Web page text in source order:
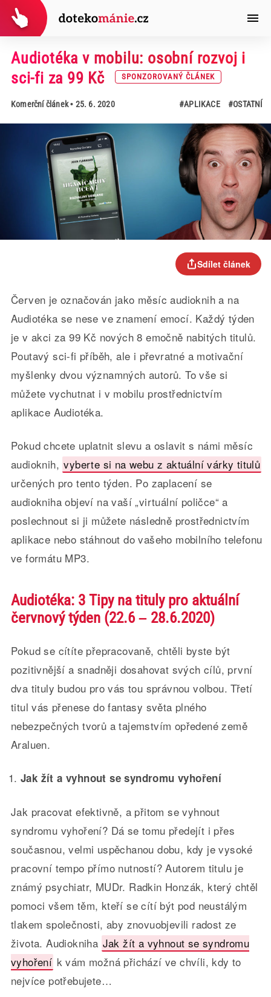
Audiotéka v mobilu: osobní rozvoj i
sci-fi za 99 Kč
SPONZOROVANÝ ČLÁNEK
Komerční článek• 25. 6. 2020 #APLIKACE #OSTATNÍ
Sdílet článek
Červen je označován jako měsíc audioknih a na
Audiotéka se nese ve znamení emocí. Každý týden
je v akci za 99 Kč nových 8 emočně nabitých titulů.
Poutavý sci-fi příběh, ale i převratné a motivační
myšlenky dvou významných autorů. To vše si
můžete vychutnat i v mobilu prostřednictvím
aplikace Audiotéka.
Pokud chcete uplatnit slevu a oslavit s námi měsíc
audioknih, vyberte si na webu z aktuální várky titulů
určených pro tento týden. Po zaplacení se
audiokniha objeví na vaší „virtuální poličce“ a
poslechnout si ji můžete následně prostřednictvím
aplikace nebo stáhnout do vašeho mobilního telefonu
ve formátu MP3.
Audiotéka: 3 Tipy na tituly pro aktuální
červnový týden (22.6 – 28.6.2020)
Pokud se cítíte přepracovaně, chtěli byste být
pozitivnější a snadněji dosahovat svých cílů, první
dva tituly budou pro vás tou správnou volbou. Třetí
titul vás přenese do fantasy světa plného
nebezpečných tvorů a tajemstvím opředené země
Araluen.
Jak žít a vyhnout se syndromu vyhoření
Jak pracovat efektivně, a přitom se vyhnout
syndromu vyhoření? Dá se tomu předejít i přes
současnou, velmi uspěchanou dobu, kdy je vysoké
pracovní tempo přímo nutností? Autorem titulu je
známý psychiatr, MUDr. Radkin Honzák, který chtěl
pomoci všem těm, kteří se cítí být pod neustálým
tlakem společnosti, aby znovuobjevili radost ze
života. Audiokniha Jak žít a vyhnout se syndromu
vyhoření k vám možná přichází ve chvíli, kdy to
nejvíce potřebujete…